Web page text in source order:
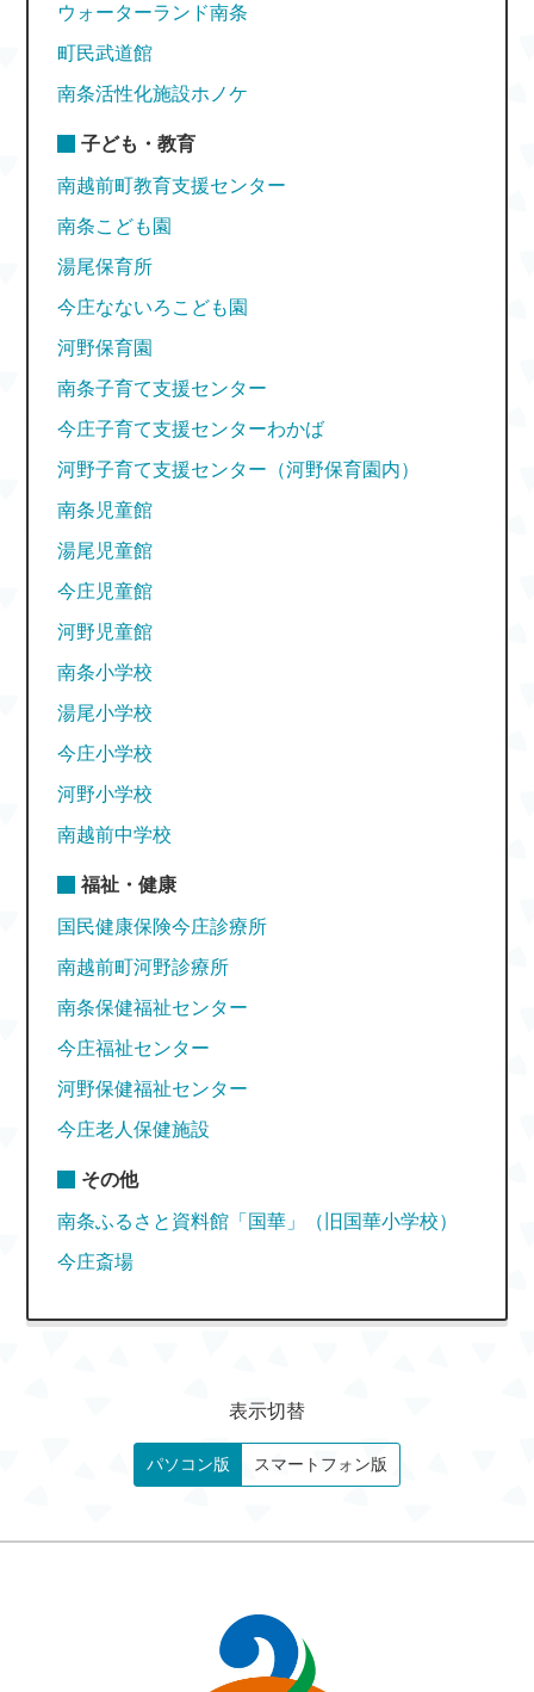
ウォーターランド南条
町民武道館
南条活性化施設ホノケ
子ども・教育
南越前町教育支援センター
南条こども園
湯尾保育所
今庄なないろこども園
河野保育園
南条子育て支援センター
今庄子育て支援センターわかば
河野子育て支援センター（河野保育園内）
南条児童館
湯尾児童館
今庄児童館
河野児童館
南条小学校
湯尾小学校
今庄小学校
河野小学校
南越前中学校
福祉・健康
国民健康保険今庄診療所
南越前町河野診療所
南条保健福祉センター
今庄福祉センター
河野保健福祉センター
今庄老人保健施設
その他
南条ふるさと資料館「国華」（旧国華小学校）
今庄斎場
表示切替
パソコン版 スマートフォン版